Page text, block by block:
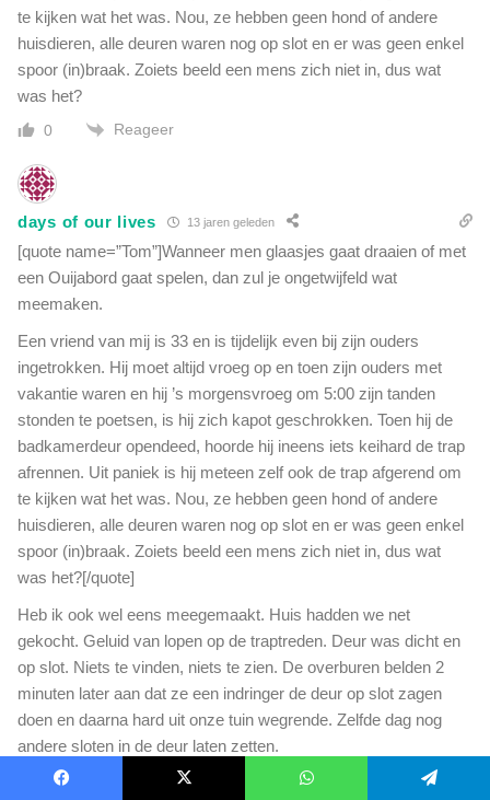
te kijken wat het was. Nou, ze hebben geen hond of andere
huisdieren, alle deuren waren nog op slot en er was geen enkel
spoor (in)braak. Zoiets beeld een mens zich niet in, dus wat
was het?
0 Reageer
days of our lives 13 jaren geleden
[quote name=”Tom”]Wanneer men glaasjes gaat draaien of met
een Ouijabord gaat spelen, dan zul je ongetwijfeld wat
meemaken.
Een vriend van mij is 33 en is tijdelijk even bij zijn ouders
ingetrokken. Hij moet altijd vroeg op en toen zijn ouders met
vakantie waren en hij ’s morgensvroeg om 5:00 zijn tanden
stonden te poetsen, is hij zich kapot geschrokken. Toen hij de
badkamerdeur opendeed, hoorde hij ineens iets keihard de trap
afrennen. Uit paniek is hij meteen zelf ook de trap afgerend om
te kijken wat het was. Nou, ze hebben geen hond of andere
huisdieren, alle deuren waren nog op slot en er was geen enkel
spoor (in)braak. Zoiets beeld een mens zich niet in, dus wat
was het?[/quote]
Heb ik ook wel eens meegemaakt. Huis hadden we net
gekocht. Geluid van lopen op de traptreden. Deur was dicht en
op slot. Niets te vinden, niets te zien. De overburen belden 2
minuten later aan dat ze een indringer de deur op slot zagen
doen en daarna hard uit onze tuin wegrende. Zelfde dag nog
andere sloten in de deur laten zetten.